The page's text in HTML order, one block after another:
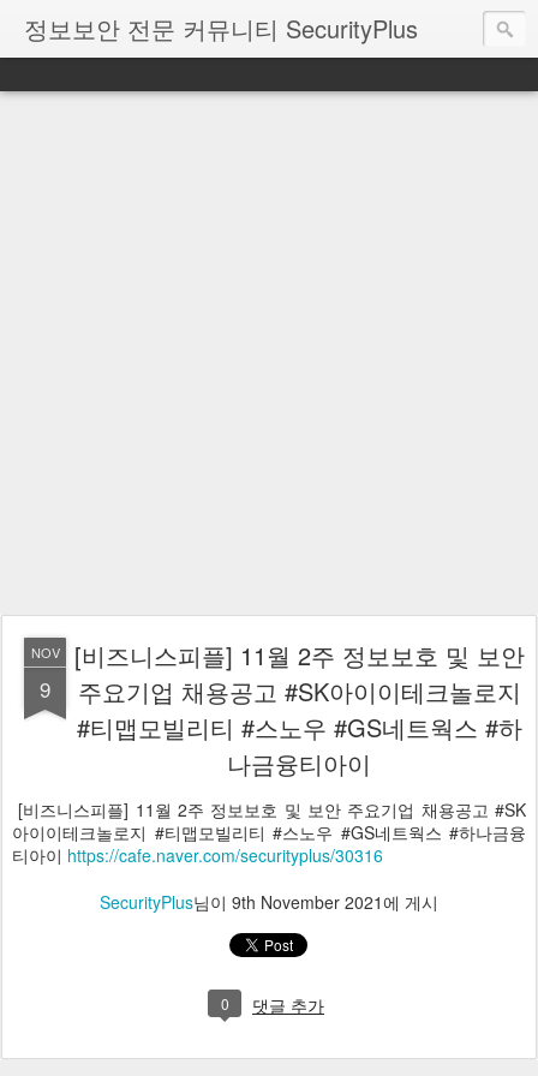
정보보안 전문 커뮤니티 SecurityPlus
NOV
9
[비즈니스피플] 11월 2주 정보보호 및 보안
주요기업 채용공고 #SK아이이테크놀로지
#티맵모빌리티 #스노우 #GS네트웍스 #하
나금융티아이
[비즈니스피플] 11월 2주 정보보호 및 보안 주요기업 채용공고 #SK
아이이테크놀로지 #티맵모빌리티 #스노우 #GS네트웍스 #하나금융
티아이 https://cafe.naver.com/securityplus/30316
SecurityPlus님이 9th November 2021에 게시
0 댓글 추가